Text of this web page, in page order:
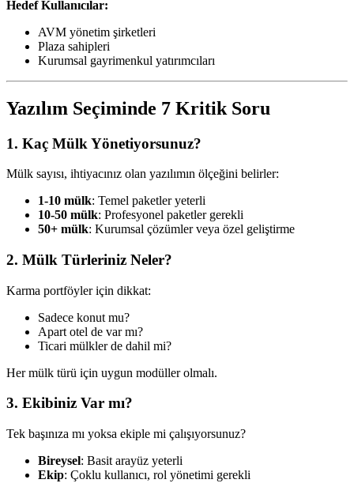
Hedef Kullanıcılar:
AVM yönetim şirketleri
Plaza sahipleri
Kurumsal gayrimenkul yatırımcıları
Yazılım Seçiminde 7 Kritik Soru
1. Kaç Mülk Yönetiyorsunuz?
Mülk sayısı, ihtiyacınız olan yazılımın ölçeğini belirler:
1-10 mülk: Temel paketler yeterli
10-50 mülk: Profesyonel paketler gerekli
50+ mülk: Kurumsal çözümler veya özel geliştirme
2. Mülk Türleriniz Neler?
Karma portföyler için dikkat:
Sadece konut mu?
Apart otel de var mı?
Ticari mülkler de dahil mi?
Her mülk türü için uygun modüller olmalı.
3. Ekibiniz Var mı?
Tek başınıza mı yoksa ekiple mi çalışıyorsunuz?
Bireysel: Basit arayüz yeterli
Ekip: Çoklu kullanıcı, rol yönetimi gerekli